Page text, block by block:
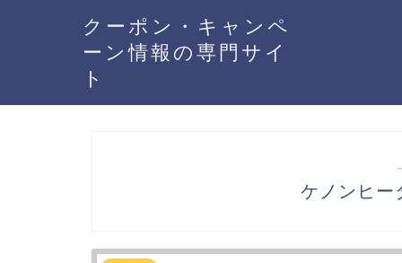
クーポン・キャンペ
ーン情報の専門サイ
ト
ケノンヒー